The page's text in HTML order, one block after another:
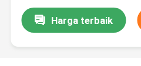
Harga terbaik